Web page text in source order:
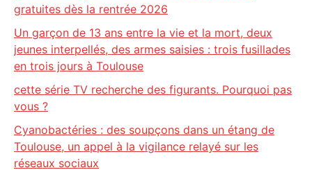
gratuites dès la rentrée 2026
Un garçon de 13 ans entre la vie et la mort, deux
jeunes interpellés, des armes saisies : trois fusillades
en trois jours à Toulouse
cette série TV recherche des figurants. Pourquoi pas
vous ?
Cyanobactéries : des soupçons dans un étang de
Toulouse, un appel à la vigilance relayé sur les
réseaux sociaux